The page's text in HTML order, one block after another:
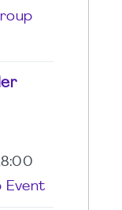
Event